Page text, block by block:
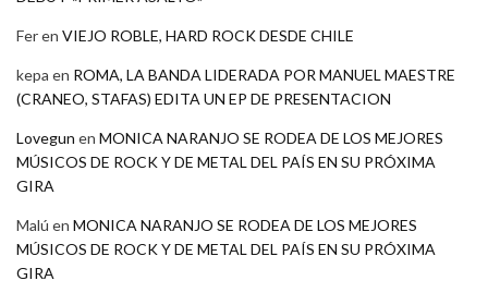
Feren VIEJO ROBLE, HARD ROCK DESDE CHILE
kepa en ROMA, LA BANDA LIDERADA POR MANUEL MAESTRE
(CRANEO, STAFAS) EDITA UN EP DE PRESENTACION
Lovegun en MONICA NARANJO SE RODEA DE LOS MEJORES
MÚSICOS DE ROCK Y DE METAL DEL PAÍS EN SU PRÓXIMA
GIRA
Malú en MONICA NARANJO SE RODEA DE LOS MEJORES
MÚSICOS DE ROCK Y DE METAL DEL PAÍS EN SU PRÓXIMA
GIRA